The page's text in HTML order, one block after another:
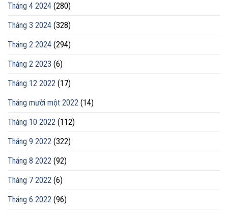
Tháng 4 2024 (280)
Tháng 3 2024 (328)
Tháng 2 2024 (294)
Tháng 2 2023 (6)
Tháng 12 2022 (17)
Tháng mười một 2022 (14)
Tháng 10 2022 (112)
Tháng 9 2022 (322)
Tháng 8 2022 (92)
Tháng 7 2022 (6)
Tháng 6 2022 (96)